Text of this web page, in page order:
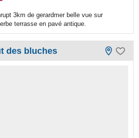
3km de gerardmer belle vue sur
terrasse en pavé antique.
des bluches